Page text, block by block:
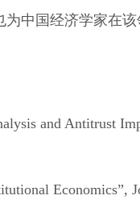
中国经济学家在
and Antitrust
Economics”,